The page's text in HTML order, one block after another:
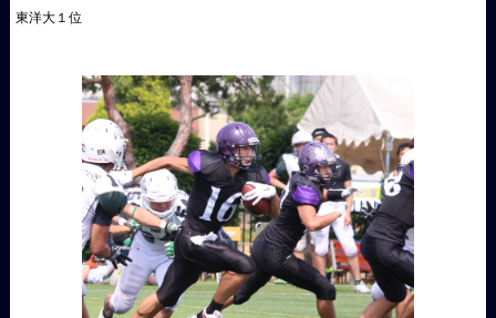
東洋大１位